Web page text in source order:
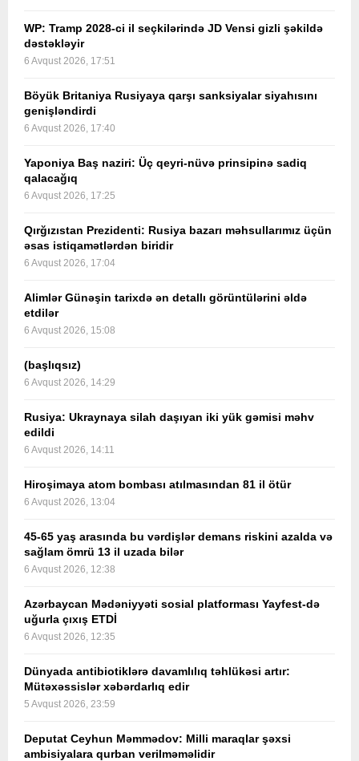
WP: Tramp 2028-ci il seçkilərində JD Vensi gizli şəkildə
dəstəkləyir
6 Avqust 2026, 17:51
Böyük Britaniya Rusiyaya qarşı sanksiyalar siyahısını
genişləndirdi
6 Avqust 2026, 17:40
Yaponiya Baş naziri: Üç qeyri-nüvə prinsipinə sadiq
qalacağıq
6 Avqust 2026, 17:25
Qırğızıstan Prezidenti: Rusiya bazarı məhsullarımız üçün
əsas istiqamətlərdən biridir
6 Avqust 2026, 17:04
Alimlər Günəşin tarixdə ən detallı görüntülərini əldə
etdilər
6 Avqust 2026, 15:08
(başlıqsız)
6 Avqust 2026, 14:29
Rusiya: Ukraynaya silah daşıyan iki yük gəmisi məhv
edildi
6 Avqust 2026, 14:11
Hiroşimaya atom bombası atılmasından 81 il ötür
6 Avqust 2026, 13:04
45-65 yaş arasında bu vərdişlər demans riskini azalda və
sağlam ömrü 13 il uzada bilər
6 Avqust 2026, 12:38
Azərbaycan Mədəniyyəti sosial platforması Yayfest-də
uğurla çıxış ETDİ
6 Avqust 2026, 12:35
Dünyada antibiotiklərə davamlılıq təhlükəsi artır:
Mütəxəssislər xəbərdarlıq edir
5 Avqust 2026, 23:59
Deputat Ceyhun Məmmədov: Milli maraqlar şəxsi
ambisiyalara qurban verilməməlidir